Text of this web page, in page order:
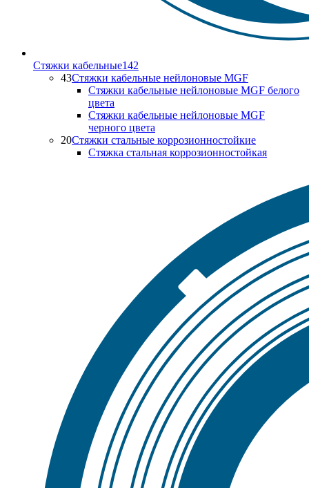
Стяжки кабельные142
43Стяжки кабельные нейлоновые MGF
Стяжки кабельные нейлоновые MGF белого
цвета
Стяжки кабельные нейлоновые MGF
черного цвета
20Стяжки стальные коррозионностойкие
Стяжка стальная коррозионностойкая